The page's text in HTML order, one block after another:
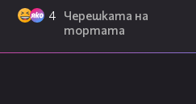
4
Черешката на
тортата